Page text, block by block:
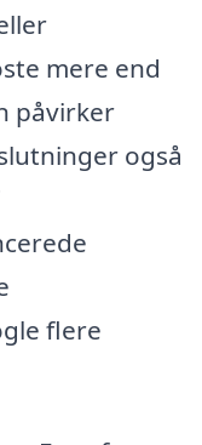
mere end
påvirker
også
flere